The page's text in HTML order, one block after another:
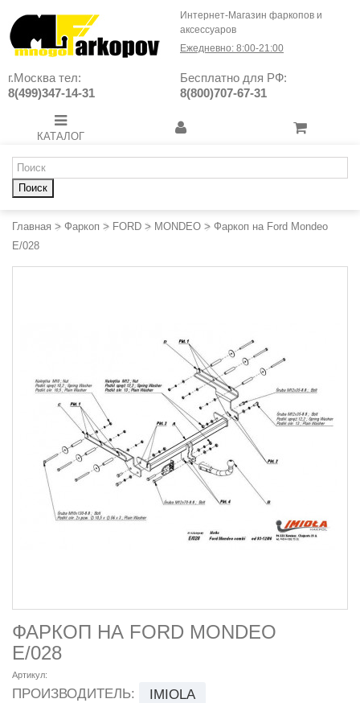
Интернет-Магазин фаркопов и
аксессуаров
Ежедневно: 8:00-21:00
г.Москва тел:
8(499)347-14-31
Бесплатно для РФ:
8(800)707-67-31
КАТАЛОГ
Поиск
Главная > Фаркоп > FORD > MONDEO > Фаркоп на Ford Mondeo
E/028
ФАРКОП НА FORD MONDEO
E/028
Артикул:
ПРОИЗВОДИТЕЛЬ: IMIOLA